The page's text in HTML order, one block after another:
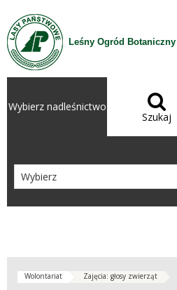
Przejdź do treści
Leśny Ogród
Wybierz nadleśnictwo 
Szukaj
Wolontariat Zajęcia: głosy zwierząt